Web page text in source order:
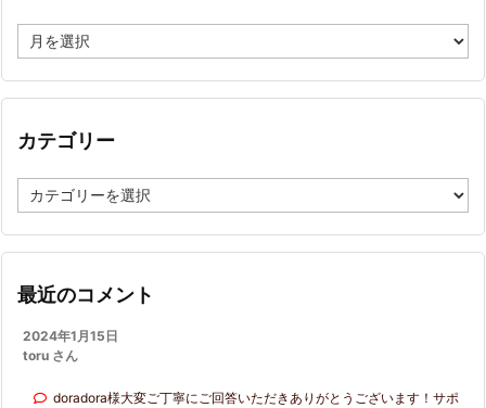
ー
イ
カテゴリー
テ
リ
最近のコメント
2024年1月15日
toru さん
doradora様大変ご丁寧にご回答いただきありがとうございます！サポ